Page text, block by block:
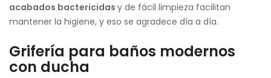
acabados bactericidas y de fácil limpieza facilitan
mantener la higiene, y eso se agradece día a día.
Grifería para baños modernos
con ducha